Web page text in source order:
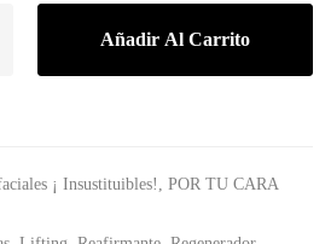
Añadir Al Carrito
¡ Insustituibles! , POR TU CARA